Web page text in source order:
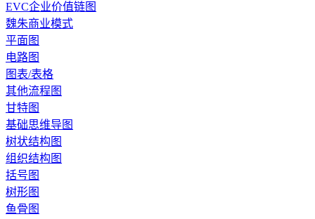
EVC企业价值链图
魏朱商业模式
平面图
电路图
图表/表格
其他流程图
甘特图
基础思维导图
树状结构图
组织结构图
括号图
树形图
鱼骨图